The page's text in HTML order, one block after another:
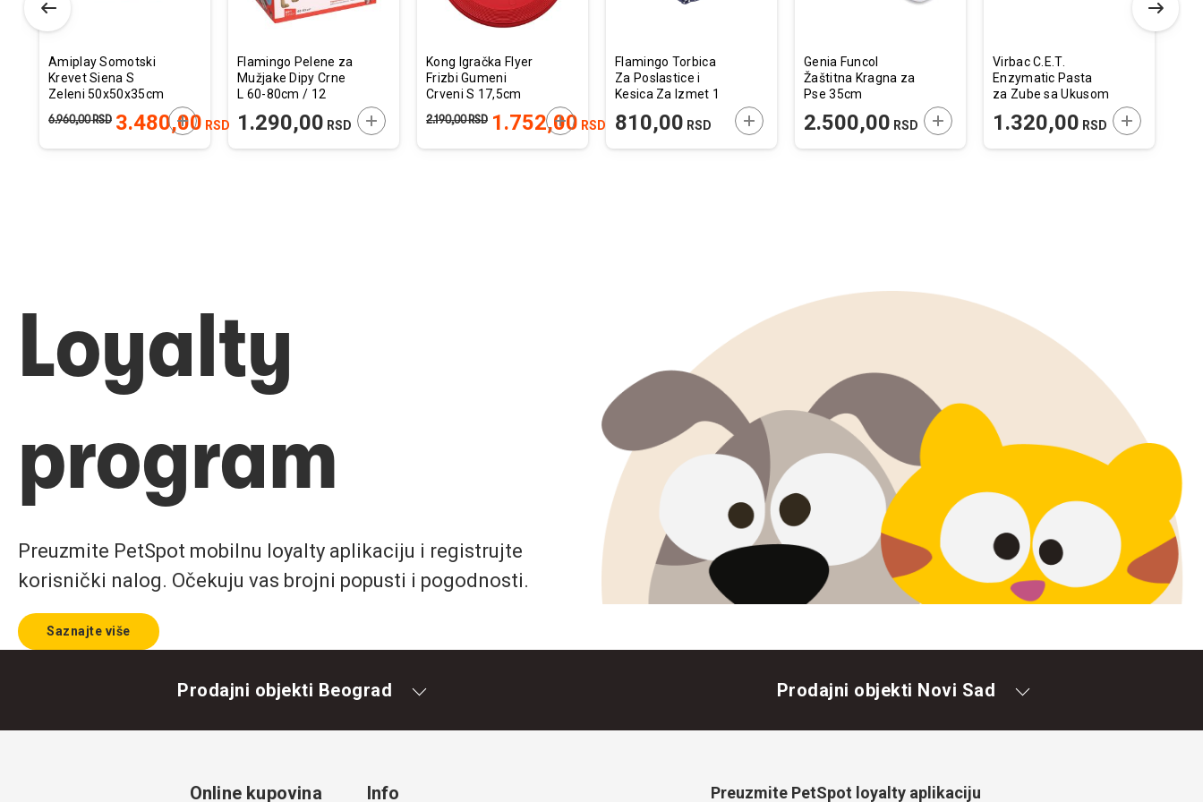
U KORPU
Amiplay Somotski
Krevet Siena S
Zeleni 50x50x35cm
3.480,00 RSD
6.960,00RSD DODAJTE U KORPU
Flamingo Pelene za
Mužjake Dipy Crne
L 60-80cm / 12
1.290,00 RSD DODAJTE U KORPU
Kong Igračka Flyer
Frizbi Gumeni
Crveni S 17,5cm
1.752,00 RSD
2.190,00RSD DODAJTE U KORPU
Flamingo Torbica
Za Poslastice i
Kesica Za Izmet 1
8x5x12cm
810,00 RSD DODAJTE U KORPU
Genia Funcol
Žaštitna Kragna za
Pse 35cm
2.500,00 RSD DODAJTE U KORPU
Virbac C.E.T.
Enzymatic Pasta
za Zube sa Ukusom
Mačke 70g
1.320,00 RSD DODAJTE U
Loyalty
program
Preuzmite PetSpot mobilnu loyalty aplikaciju i registrujte
korisnički nalog. Očekuju vas brojni popusti i pogodnosti.
Saznajte više
Prodajni objekti Beograd Prodajni objekti Novi Sad
Online kupovina Info Preuzmite PetSpot loyalty aplikaciju